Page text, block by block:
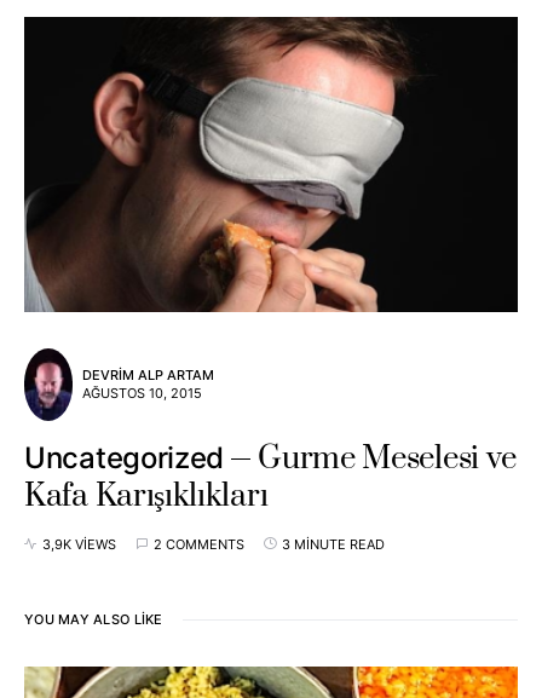
DEVRIM ALP ARTAM
AĞUSTOS 10, 2015
Uncategorized
Gurme Meselesi ve
Kafa Karışıklıkları
3,9K VIEWS 2 COMMENTS 3 MINUTE READ
YOU MAY ALSO LIKE